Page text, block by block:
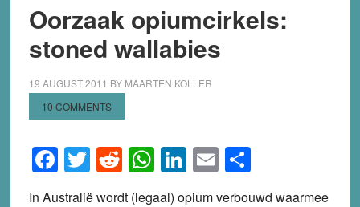
Oorzaak opiumcirkels:
stoned wallabies
19 AUGUST 2011 BY MAARTEN KOLLER
10 COMMENTS
Facebook
Twitter
Reddit
WhatsApp
LinkedIn
EmailShare
In Australië wordt (legaal) opium verbouwd waarmee